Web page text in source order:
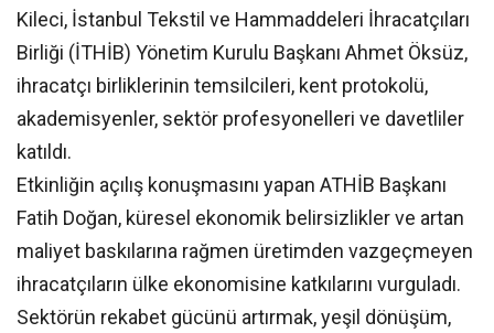
Kileci, İstanbul Tekstil ve Hammaddeleri İhracatçıları
Birliği (İTHİB) Yönetim Kurulu Başkanı Ahmet Öksüz,
ihracatçı birliklerinin temsilcileri, kent protokolü,
akademisyenler, sektör profesyonelleri ve davetliler
katıldı.
Etkinliğin açılış konuşmasını yapan ATHİB Başkanı
Fatih Doğan, küresel ekonomik belirsizlikler ve artan
maliyet baskılarına rağmen üretimden vazgeçmeyen
ihracatçıların ülke ekonomisine katkılarını vurguladı.
Sektörün rekabet gücünü artırmak, yeşil dönüşüm,